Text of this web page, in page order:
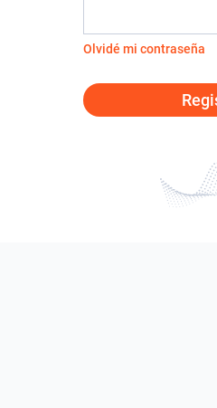
Olvidé mi contraseña